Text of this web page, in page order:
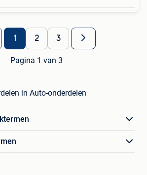
1 2 3
Pagina 1 van 3
in Auto-onderdelen